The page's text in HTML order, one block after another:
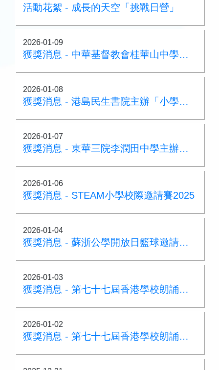
活動花絮 - 成長的天空「挑戰日營」
2026-01-09
獲獎消息 - 中華基督教會桂華山中學主辦「第17屆華山盃小學三人籃球賽（第一回）及第五屆籃球機大賽」
2026-01-08
獲獎消息 - 港島民生書院主辦「小學三人籃球邀請賽」
2026-01-07
獲獎消息 - 東華三院李潤田中學主辦「機甲聯盟—灣仔及離島區」
2026-01-06
獲獎消息 - STEAM小學校際邀請賽2025
2026-01-04
獲獎消息 - 蘇浙公學開放日籃球邀請賽 亞軍
2026-01-03
獲獎消息 - 第七十七屆香港學校朗誦節普通話詩詞集誦 季軍
2026-01-02
獲獎消息 - 第七十七屆香港學校朗誦節敬師組 亞軍